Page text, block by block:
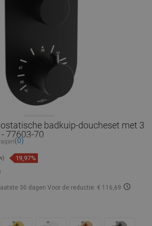
badkuip-doucheset met 3
77603-70
(0)
19,97%
30 dagen Voor de reductie: € 116,69